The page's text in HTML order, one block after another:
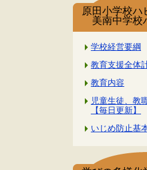
原田小学校ハ
美南中学校
学校経営要綱
教育支援全体
教育内容
児童生徒、教
【毎日更新】
いじめ防止基